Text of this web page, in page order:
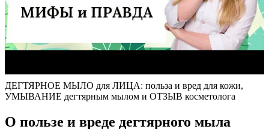
ДЕГТЯРНОЕ МЫЛО для ЛИЦА: польза и вред для кожи,
УМЫВАНИЕ дегтярным мылом и ОТЗЫВ косметолога
О пользе и вреде дегтярного мыла